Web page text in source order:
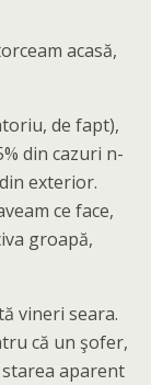
acasă,
de fapt),
din cazuri n-
exterior.
ce face,
groapă,
vineri seara.
că un şofer,
aparent